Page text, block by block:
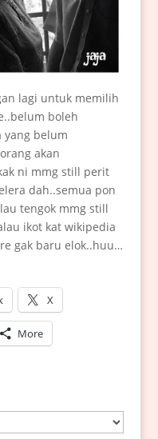
lagi untuk memilih
boleh
yang belum
akan
ni mmg still perit
dah..semua pon
tengok mmg still
ikot kat wikipedia
gak baru elok..huu…
X
More